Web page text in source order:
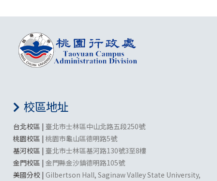
校區地址
台北校區 | 臺北市士林區中山北路五段250號
桃園校區 | 桃園市龜山區德明路5號
基河校區 | 臺北市士林區基河路130號3至8樓
金門校區 | 金門縣金沙鎮德明路105號
美國分校 | Gilbertson Hall, Saginaw Valley State University,